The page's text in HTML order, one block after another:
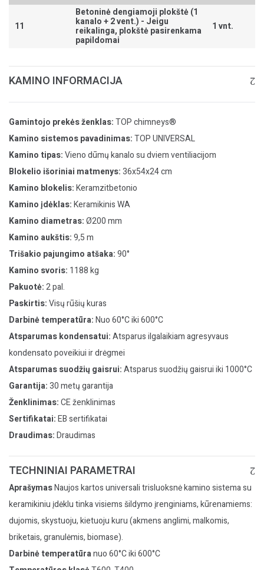
11
Betoninė dengiamoji plokštė (1
kanalo + 2 vent.) - Jeigu
reikalinga, plokštė pasirenkama
papildomai
1 vnt.
KAMINO INFORMACIJA
Gamintojo prekės ženklas:TOP chimneys®
Kamino sistemos pavadinimas:TOP UNIVERSAL
Kamino tipas:Vieno dūmų kanalo su dviem ventiliacijom
Blokelio išoriniai matmenys:36x54x24 cm
Kamino blokelis:Keramzitbetonio
Kamino įdėklas:Keramikinis WA
Kamino diametras:Ø200 mm
Kamino aukštis:9,5 m
Trišakio pajungimo atšaka:90°
Kamino svoris: 1188 kg
Pakuotė:2 pal.
Paskirtis:Visų rūšių kuras
Darbinė temperatūra:Nuo 60°C iki 600°C
Atsparumas kondensatui:Atsparus ilgalaikiam agresyvaus
kondensato poveikiui ir drėgmei
Atsparumas suodžių gaisrui:Atsparus suodžių gaisrui iki 1000°C
Garantija:30 metų garantija
Ženklinimas:CE ženklinimas
Sertifikatai:EB sertifikatai
Draudimas:Draudimas
TECHNINIAI PARAMETRAI
AprašymasNaujos kartos universali trisluoksnė kamino sistema su
keramikiniu įdėklu tinka visiems šildymo įrenginiams, kūrenamiems:
dujomis, skystuoju, kietuoju kuru (akmens anglimi, malkomis,
briketais, granulėmis, biomase).
Darbinė temperatūranuo 60°C iki 600°C